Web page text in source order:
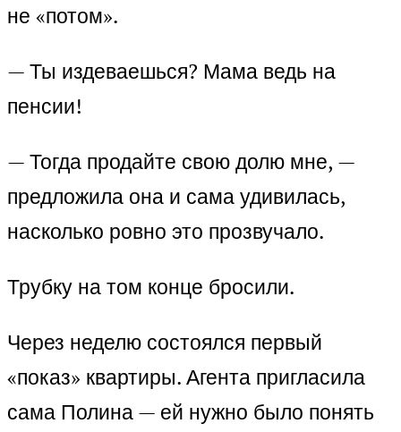
не «потом».
— Ты издеваешься? Мама ведь на
пенсии!
— Тогда продайте свою долю мне, —
предложила она и сама удивилась,
насколько ровно это прозвучало.
Трубку на том конце бросили.
Через неделю состоялся первый
«показ» квартиры. Агента пригласила
сама Полина — ей нужно было понять